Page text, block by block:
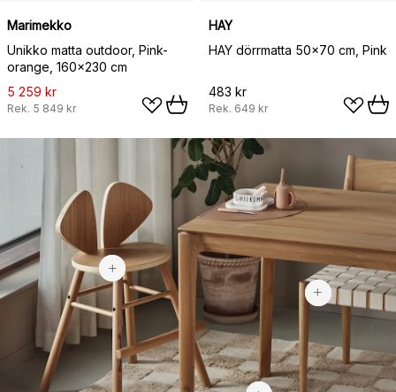
Marimekko
Unikko matta outdoor, Pink-
orange, 160x230 cm
5 259 kr
Rek. 5 849 kr
HAY
HAY dörrmatta 50x70 cm, Pink
483 kr
Rek. 649 kr
3 166 kr
2 299 kr
3 495 kr